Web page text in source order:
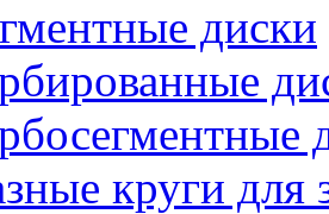
диски
круги для